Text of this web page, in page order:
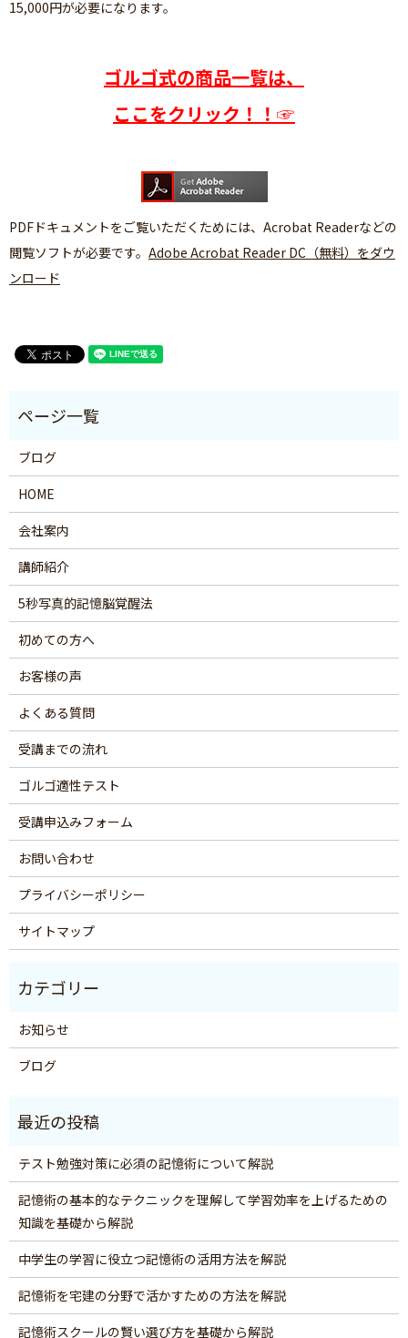
15,000円が必要になります。
ゴルゴ式の商品一覧は、
ここをクリック！！☞
PDFドキュメントをご覧いただくためには、Acrobat Readerなどの
閲覧ソフトが必要です。 Adobe Acrobat Reader DC（無料）をダウ
ンロード
ブログ
HOME
会社案内
講師紹介
5秒写真的記憶脳覚醒法
初めての方へ
お客様の声
よくある質問
受講までの流れ
ゴルゴ適性テスト
受講申込みフォーム
お問い合わせ
プライバシーポリシー
サイトマップ
お知らせ
ブログ
テスト勉強対策に必須の記憶術について解説
記憶術の基本的なテクニックを理解して学習効率を上げるための
知識を基礎から解説
中学生の学習に役立つ記憶術の活用方法を解説
記憶術を宅建の分野で活かすための方法を解説
記憶術スクールの賢い選び方を基礎から解説